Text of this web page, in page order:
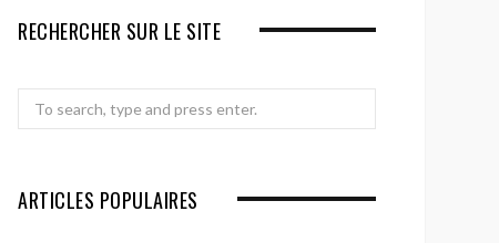
RECHERCHER SUR LE SITE
Search
for:
ARTICLES POPULAIRES